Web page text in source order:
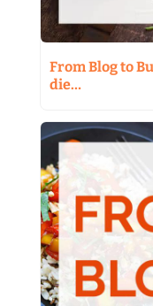
From Blog to
die…